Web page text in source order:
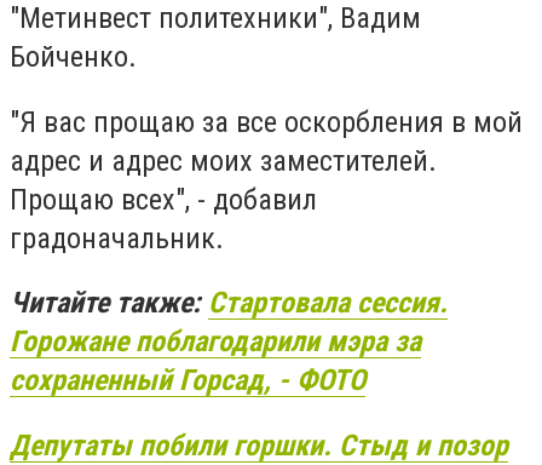
"Метинвест политехники", Вадим
Бойченко.
"Я вас прощаю за все оскорбления в мой
адрес и адрес моих заместителей.
Прощаю всех", - добавил
градоначальник.
Читайте также: Стартовала сессия.
Горожане поблагодарили мэра за
сохраненный Горсад, - ФОТО
Депутаты побили горшки. Стыд и позор